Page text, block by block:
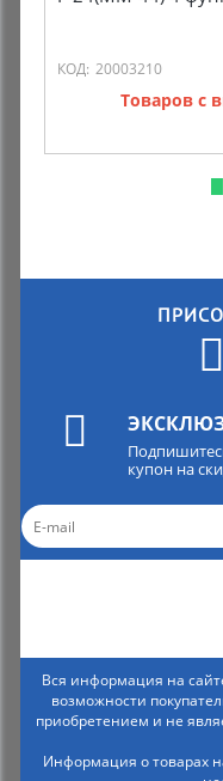
КОД: 20003210
Товаров с
купон на
Вся информация на
возможности
приобретением и не
Информация о товарах